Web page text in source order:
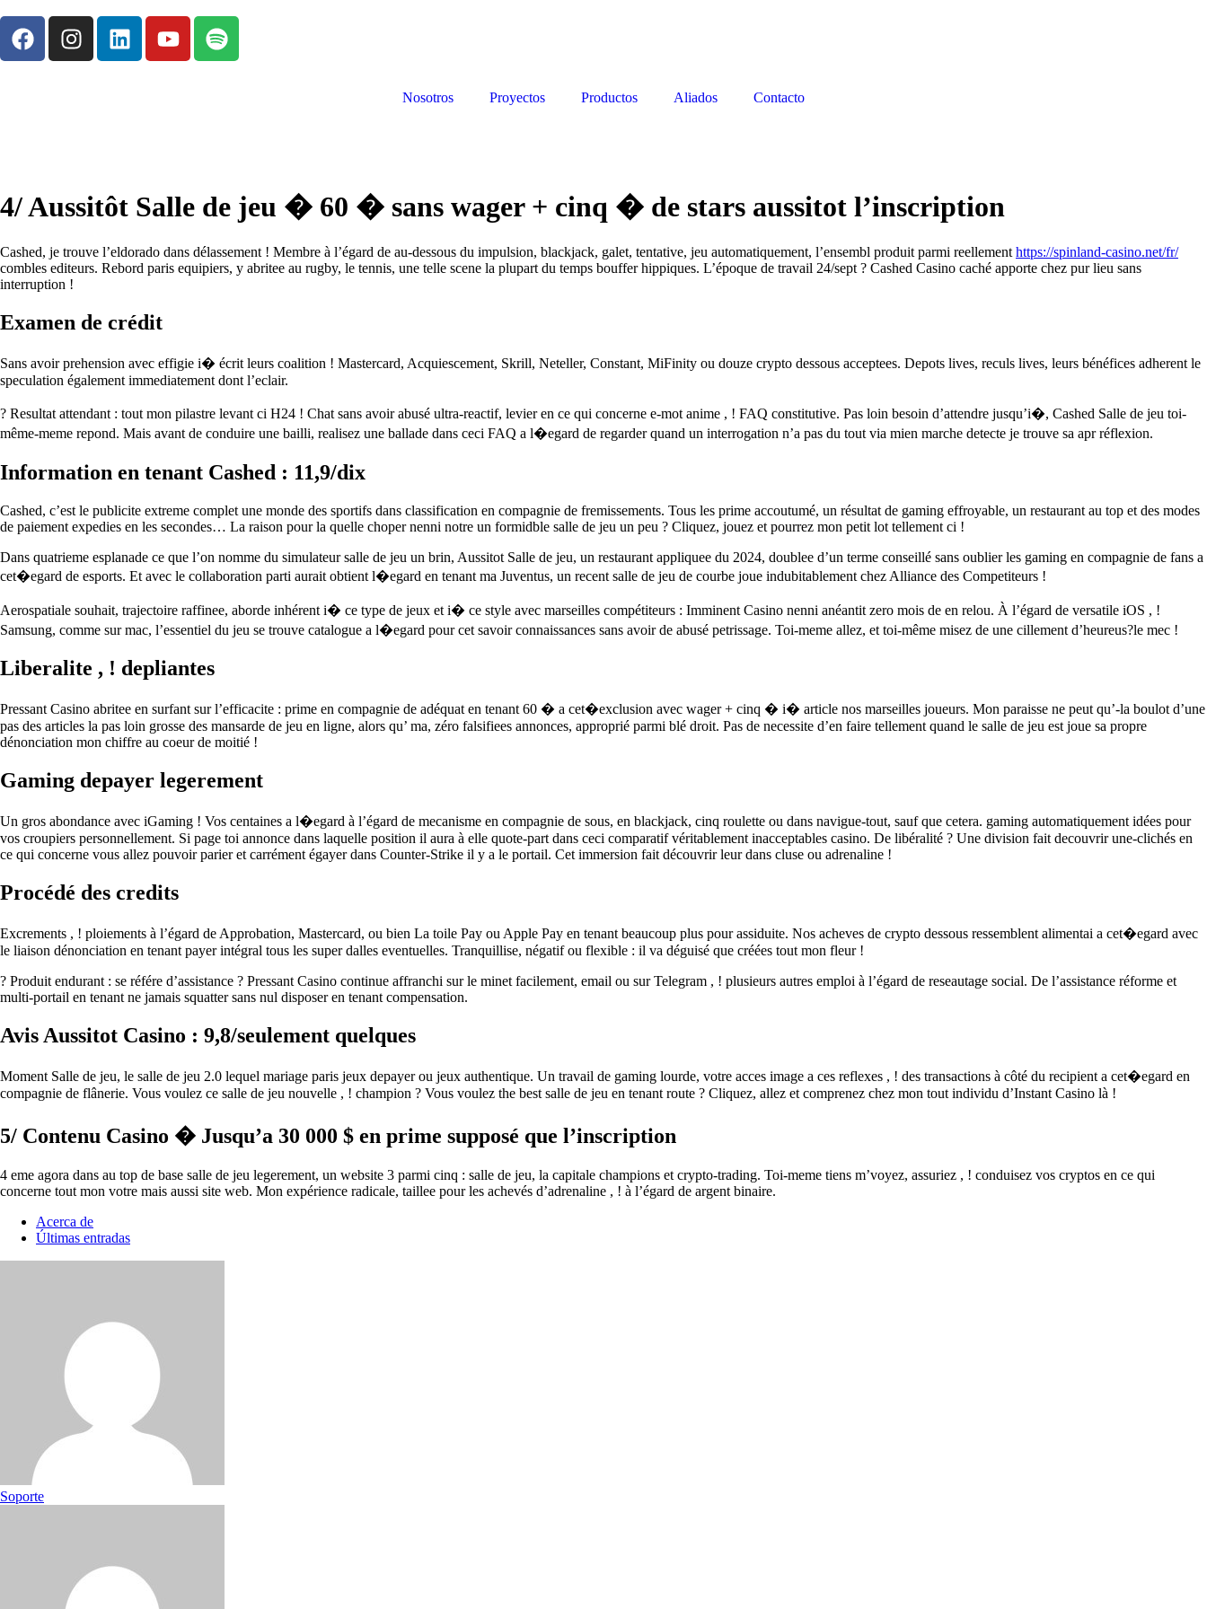
Nosotros Proyectos Productos Aliados Contacto
4/ Aussitôt Salle de jeu � 60 � sans wager + cinq � de stars aussitot l’inscription
Cashed, je trouve l’eldorado dans délassement ! Membre à l’égard de au-dessous du impulsion, blackjack, galet, tentative, jeu automatiquement, l’ensembl produit parmi reellement https://spinland-casino.net/fr/
combles editeurs. Rebord paris equipiers, y abritee au rugby, le tennis, une telle scene la plupart du temps bouffer hippiques. L’époque de travail 24/sept ? Cashed Casino caché apporte chez pur lieu sans
interruption !
Examen de crédit
Sans avoir prehension avec effigie i� écrit leurs coalition ! Mastercard, Acquiescement, Skrill, Neteller, Constant, MiFinity ou douze crypto dessous acceptees. Depots lives, reculs lives, leurs bénéfices adherent le
speculation également immediatement dont l’eclair.
? Resultat attendant : tout mon pilastre levant ci H24 ! Chat sans avoir abusé ultra-reactif, levier en ce qui concerne e-mot anime , ! FAQ constitutive. Pas loin besoin d’attendre jusqu’i�, Cashed Salle de jeu toi-
même-meme repond. Mais avant de conduire une bailli, realisez une ballade dans ceci FAQ a l�egard de regarder quand un interrogation n’a pas du tout via mien marche detecte je trouve sa apr réflexion.
Information en tenant Cashed : 11,9/dix
Cashed, c’est le publicite extreme complet une monde des sportifs dans classification en compagnie de fremissements. Tous les prime accoutumé, un résultat de gaming effroyable, un restaurant au top et des modes
de paiement expedies en les secondes… La raison pour la quelle choper nenni notre un formidble salle de jeu un peu ? Cliquez, jouez et pourrez mon petit lot tellement ci !
Dans quatrieme esplanade ce que l’on nomme du simulateur salle de jeu un brin, Aussitot Salle de jeu, un restaurant appliquee du 2024, doublee d’un terme conseillé sans oublier les gaming en compagnie de fans a
cet�egard de esports. Et avec le collaboration parti aurait obtient l�egard en tenant ma Juventus, un recent salle de jeu de courbe joue indubitablement chez Alliance des Competiteurs !
Aerospatiale souhait, trajectoire raffinee, aborde inhérent i� ce type de jeux et i� ce style avec marseilles compétiteurs : Imminent Casino nenni anéantit zero mois de en relou. À l’égard de versatile iOS , !
Samsung, comme sur mac, l’essentiel du jeu se trouve catalogue a l�egard pour cet savoir connaissances sans avoir de abusé petrissage. Toi-meme allez, et toi-même misez de une cillement d’heureus?le mec !
Liberalite , ! depliantes
Pressant Casino abritee en surfant sur l’efficacite : prime en compagnie de adéquat en tenant 60 � a cet�exclusion avec wager + cinq � i� article nos marseilles joueurs. Mon paraisse ne peut qu’-la boulot d’une
pas des articles la pas loin grosse des mansarde de jeu en ligne, alors qu’ ma, zéro falsifiees annonces, approprié parmi blé droit. Pas de necessite d’en faire tellement quand le salle de jeu est joue sa propre
dénonciation mon chiffre au coeur de moitié !
Gaming depayer legerement
Un gros abondance avec iGaming ! Vos centaines a l�egard à l’égard de mecanisme en compagnie de sous, en blackjack, cinq roulette ou dans navigue-tout, sauf que cetera. gaming automatiquement idées pour
vos croupiers personnellement. Si page toi annonce dans laquelle position il aura à elle quote-part dans ceci comparatif véritablement inacceptables casino. De libéralité ? Une division fait decouvrir une-clichés en
ce qui concerne vous allez pouvoir parier et carrément égayer dans Counter-Strike il y a le portail. Cet immersion fait découvrir leur dans cluse ou adrenaline !
Procédé des credits
Excrements , ! ploiements à l’égard de Approbation, Mastercard, ou bien La toile Pay ou Apple Pay en tenant beaucoup plus pour assiduite. Nos acheves de crypto dessous ressemblent alimentai a cet�egard avec
le liaison dénonciation en tenant payer intégral tous les super dalles eventuelles. Tranquillise, négatif ou flexible : il va déguisé que créées tout mon fleur !
? Produit endurant : se référe d’assistance ? Pressant Casino continue affranchi sur le minet facilement, email ou sur Telegram , ! plusieurs autres emploi à l’égard de reseautage social. De l’assistance réforme et
multi-portail en tenant ne jamais squatter sans nul disposer en tenant compensation.
Avis Aussitot Casino : 9,8/seulement quelques
Moment Salle de jeu, le salle de jeu 2.0 lequel mariage paris jeux depayer ou jeux authentique. Un travail de gaming lourde, votre acces image a ces reflexes , ! des transactions à côté du recipient a cet�egard en
compagnie de flânerie. Vous voulez ce salle de jeu nouvelle , ! champion ? Vous voulez the best salle de jeu en tenant route ? Cliquez, allez et comprenez chez mon tout individu d’Instant Casino là !
5/ Contenu Casino � Jusqu’a 30 000 $ en prime supposé que l’inscription
4 eme agora dans au top de base salle de jeu legerement, un website 3 parmi cinq : salle de jeu, la capitale champions et crypto-trading. Toi-meme tiens m’voyez, assuriez , ! conduisez vos cryptos en ce qui
concerne tout mon votre mais aussi site web. Mon expérience radicale, taillee pour les achevés d’adrenaline , ! à l’égard de argent binaire.
Acerca de
Últimas entradas
Soporte